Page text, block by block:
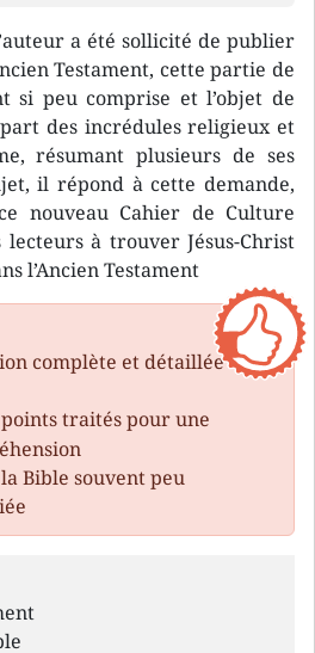
a été sollicité de publier
Testament, cette partie de
si peu comprise et l’objet de
des incrédules religieux et
résumant plusieurs de ses
il répond à cette demande,
nouveau Cahier de Culture
lecteurs à trouver Jésus-Christ
l’Ancien Testament
complète et détaillée
traités pour une
Bible souvent peu